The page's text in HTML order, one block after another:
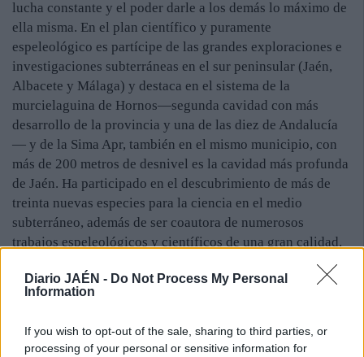
Diario JAÉN - Do Not Process My Personal
Information
If you wish to opt-out of the sale, sharing to third parties, or
processing of your personal or sensitive information for
lucha constante y el poder darle a los demás lo máximo de
ella misma. En el plan científico y puramente
espeleológico es partícipe de las grandes exploraciones e
investigaciones subterráneas en el sur peninsular (Jaén,
Albacete y Málaga) y destaca en el sistema de la
murcielaguina de Hornos—segunda cavidad con más
desarrollo de la provincia y una de las diez de Andalucía
— y de la Sima Apr, también en el mismo municipio, con
más de 200 metros de desnivel es la cavidad más profunda
de Jaén. Ha participado en el descubrimiento de más de
treinta nuevas especies para la ciencia en el medio
subterráneo, además de ser coautora de numerosos
trabajos espeleológicos y científicos de una gran calidad.
OPINIÓN. Toni Pérez Fernández, presidente del Grupo
Espeleológico de Villacarrillo, tiene palabras de elogio por
espeleólogas más destacadas en España, tanto en plan
deportivo como en plan científico. En la actualidad ha